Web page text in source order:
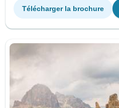
Télécharger la brochure